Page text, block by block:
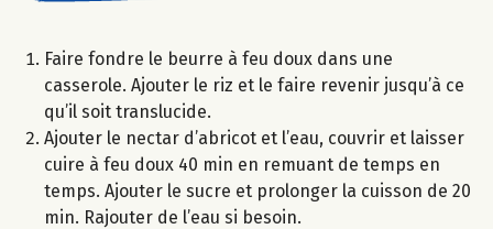
Faire fondre le beurre à feu doux dans une
casserole. Ajouter le riz et le faire revenir jusqu’à ce
qu’il soit translucide.
Ajouter le nectar d’abricot et l’eau, couvrir et laisser
cuire à feu doux 40 min en remuant de temps en
temps. Ajouter le sucre et prolonger la cuisson de 20
min. Rajouter de l’eau si besoin.